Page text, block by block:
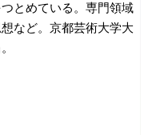
とめている。専門領域
など。京都芸術大学大